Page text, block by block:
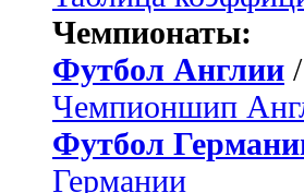
Чемпионаты:
Футбол Англии /
Чемпионшип
Футбол
Германии